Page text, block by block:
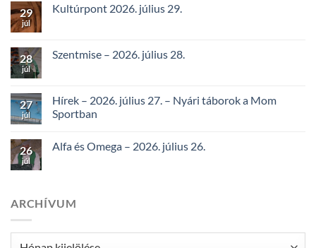
29
júl
Kultúrpont 2026. július 29.
28
júl
Szentmise – 2026. július 28.
27
júl
Hírek – 2026. július 27. – Nyári táborok a Mom
Sportban
26
júl
Alfa és Omega – 2026. július 26.
ARCHÍVUM